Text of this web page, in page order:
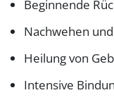
Beginnende
Nachwehen
Heilung von
Intensive